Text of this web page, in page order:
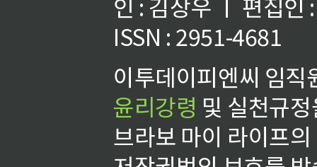
ISSN : 2951-4681
이투데이피엔씨 임
윤리강령 및 실천규
브라보 마이 라이프